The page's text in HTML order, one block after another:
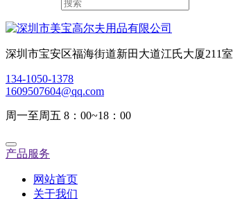
深圳市宝安区福海街道新田大道江氏大厦211室
134-1050-1378
1609507604@qq.com
周一至周五 8：00~18：00
产品服务
网站首页
关于我们